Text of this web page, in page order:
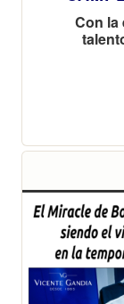
Con la